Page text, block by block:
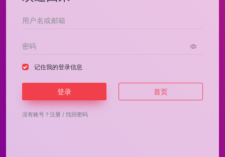
记住我的登录信息
登录 首页
没有账号？ 注册 / 找回密码